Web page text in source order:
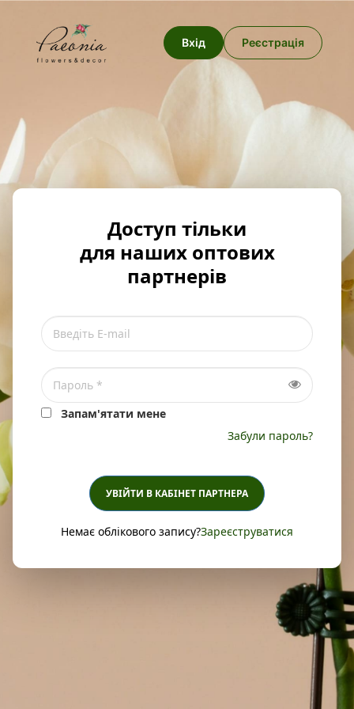
Вхід Реєстрація
Доступ тільки
для наших оптових
партнерів
Запам'ятати мене
Забули пароль?
УВІЙТИ В КАБІНЕТ ПАРТНЕРА
Немає облікового запису?Зареєструватися